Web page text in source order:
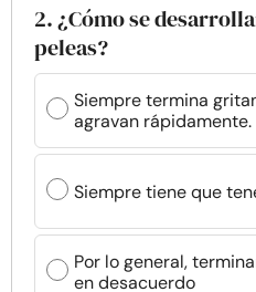
2. ¿Cómo se
peleas?
Siempre termina
agravan rápidamente.
Siempre tiene que
Por lo general,
en desacuerdo